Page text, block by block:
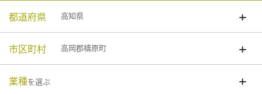
都道府県 高知県
市区町村 高岡郡檮原町
業種を選ぶ